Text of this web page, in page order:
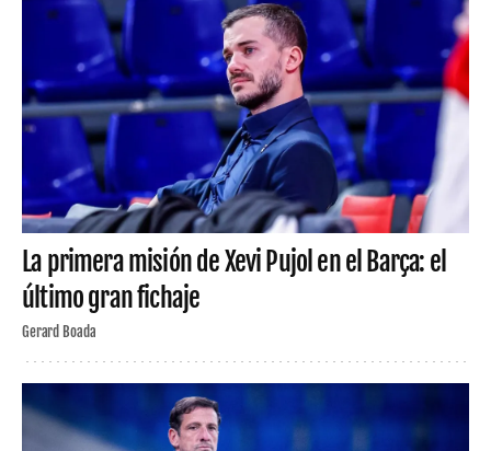
La primera misión de Xevi Pujol en el Barça: el
último gran fichaje
Gerard Boada